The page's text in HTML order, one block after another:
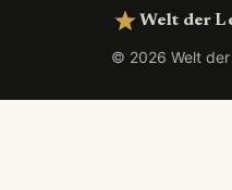
Welt der
© 2026 Welt der